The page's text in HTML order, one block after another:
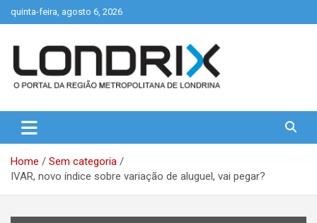
to
quinta-feira, agosto 6, 2026
Londrix
Home
Sem categoria
IVAR, novo índice sobre variação de aluguel, vai pegar?